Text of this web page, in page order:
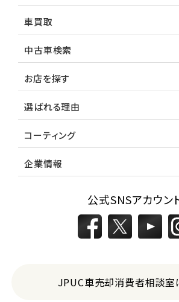
車買取
中古車検索
お店を探す
選ばれる理由
コーティング
企業情報
公式SNSアカウン
JPUC車売却消費者相談室